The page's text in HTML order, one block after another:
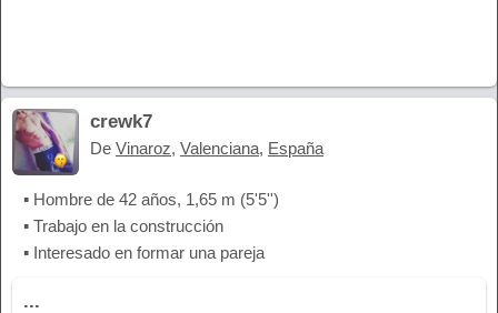
crewk7
De Vinaroz, Valenciana, España
▪ Hombre de 42 años, 1,65 m (5'5'')
▪ Trabajo en la construcción
▪ Interesado en formar una pareja
...